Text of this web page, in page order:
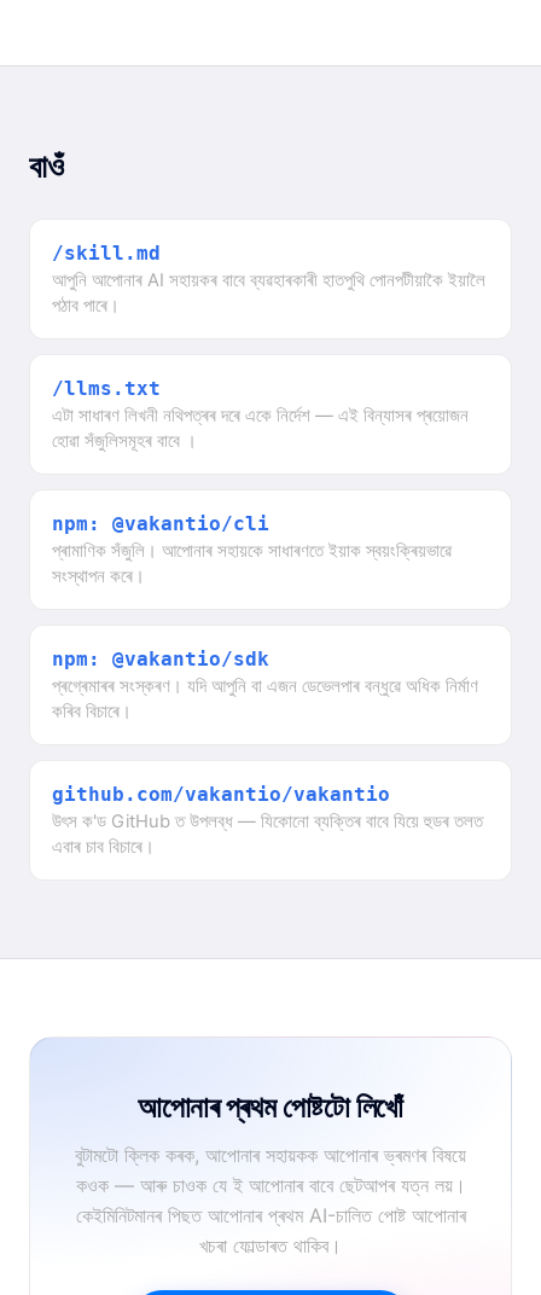
বাওঁ
/skill.md
আপুনি আপোনাৰ AI সহায়কৰ বাবে ব্যৱহাৰকাৰী হাতপুথি পোনপটীয়াকৈ ইয়ালৈ
পঠাব পাৰে।
/llms.txt
এটা সাধাৰণ লিখনী নথিপত্ৰৰ দৰে একে নিৰ্দেশ — এই বিন্যাসৰ প্ৰয়োজন
হোৱা সঁজুলিসমূহৰ বাবে ।
npm: @vakantio/cli
প্ৰামাণিক সঁজুলি। আপোনাৰ সহায়কে সাধাৰণতে ইয়াক স্বয়ংক্ৰিয়ভাৱে
সংস্থাপন কৰে।
npm: @vakantio/sdk
প্ৰগ্ৰেমাৰৰ সংস্কৰণ। যদি আপুনি বা এজন ডেভেলপাৰ বন্ধুৱে অধিক নিৰ্মাণ
কৰিব বিচাৰে।
github.com/vakantio/vakantio
উৎস ক'ড GitHub ত উপলব্ধ — যিকোনো ব্যক্তিৰ বাবে যিয়ে হুডৰ তলত
এবাৰ চাব বিচাৰে।
আপোনাৰ প্ৰথম পোষ্টটো লিখোঁ
বুটামটো ক্লিক কৰক, আপোনাৰ সহায়কক আপোনাৰ ভ্ৰমণৰ বিষয়ে
কওক — আৰু চাওক যে ই আপোনাৰ বাবে ছেটআপৰ যত্ন লয়।
কেইমিনিটমানৰ পিছত আপোনাৰ প্ৰথম AI-চালিত পোষ্ট আপোনাৰ
খচৰা ফোল্ডাৰত থাকিব।